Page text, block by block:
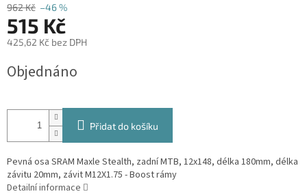
962 Kč –46 %
515 Kč
425,62 Kč bez DPH
cena:
Objednáno
Přidat do košíku
Pevná osa SRAM Maxle Stealth, zadní MTB, 12x148, délka 180mm, délka
závitu 20mm, závit M12X1.75 - Boost rámy
Detailní informace